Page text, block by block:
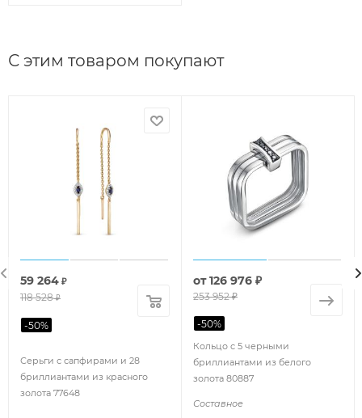
С этим товаром покупают
Серьги с сапфирами и 28
бриллиантами из красного
золота 77648
59 264 ₽
118 528₽
-50%
Кольцо с 5 черными
бриллиантами из белого
золота 80887
Составное
от126 976 ₽
253 952 ₽
-50%